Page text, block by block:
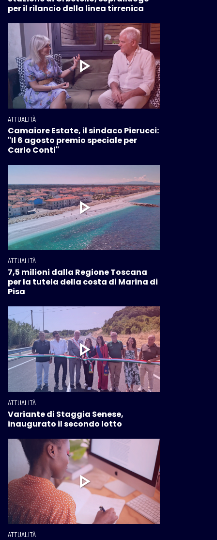
per il rilancio della linea tirrenica
ATTUALITÀ
Camaiore Estate, il sindaco Pierucci:
"Il 6 agosto premio speciale per
Carlo Conti"
ATTUALITÀ
7,5 milioni dalla Regione Toscana
per la tutela della costa di Marina di
Pisa
ATTUALITÀ
Variante di Staggia Senese,
inaugurato il secondo lotto
ATTUALITÀ